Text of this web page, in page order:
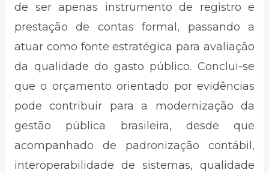
de ser apenas instrumento de registro e
prestação de contas formal, passando a
atuar como fonte estratégica para avaliação
da qualidade do gasto público. Conclui-se
que o orçamento orientado por evidências
pode contribuir para a modernização da
gestão pública brasileira, desde que
acompanhado de padronização contábil,
interoperabilidade de sistemas, qualidade